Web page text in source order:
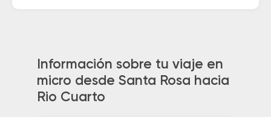
Información sobre tu viaje en
micro desde Santa Rosa hacia
Rio Cuarto